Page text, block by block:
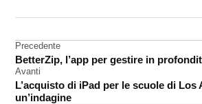
MacBook
Air
Navigazione
articoli
Precedente
BetterZip, l’app per gestire in
Avanti
L’acquisto di iPad per le scuole di Los
un’indagine